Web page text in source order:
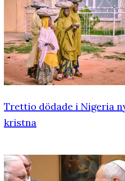
Trettio dödade i Nigeria
kristna